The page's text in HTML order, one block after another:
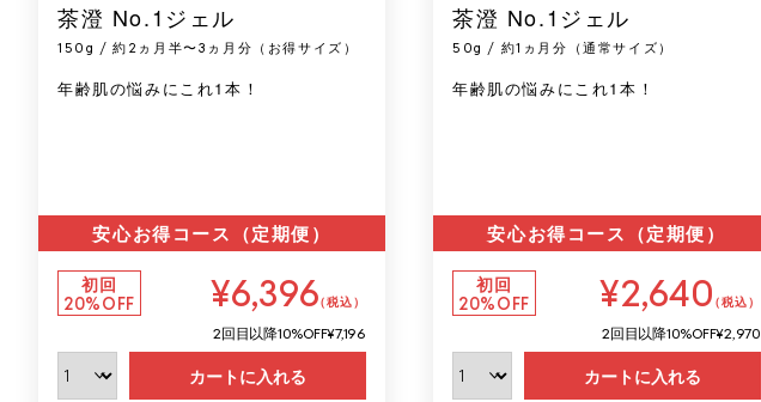
茶澄 No.1ジェル
150g / 約2ヵ月半〜3ヵ月分（お得サイズ）
年齢肌の悩みにこれ1本！
安心お得コース（定期便）
初回
20%OFF
¥6,396（税込）
2回目以降10%OFF¥7,196
カートに入れる
茶澄 No.1ジェル
50g / 約1ヵ月分（通常サイズ）
年齢肌の悩みにこれ1本！
安心お得コース（定期便）
初回
20%OFF
¥2,640（税込）
2回目以降10%OFF¥2,970
カートに入れる